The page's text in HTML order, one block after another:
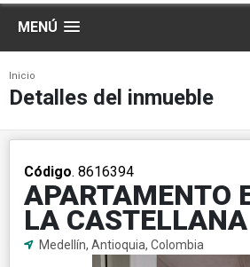
MENÚ
Inicio
Detalles del inmueble
Código. 8616394
APARTAMENTO
LA CASTELLANA
Medellín, Antioquia, Colombia